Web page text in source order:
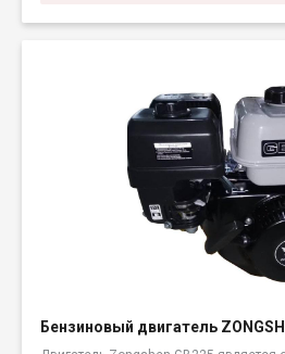
Бензиновый двигатель